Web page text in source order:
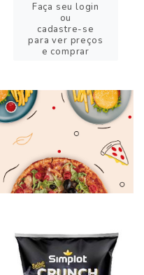
Faça seu login
ou
cadastre-se
para ver preços
e comprar